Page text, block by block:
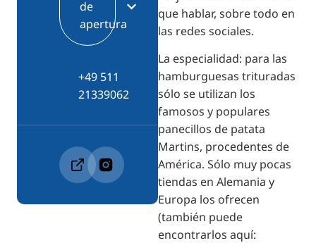
que hablar, sobre todo en
las redes sociales.
La especialidad: para las
hamburguesas trituradas
sólo se utilizan los
famosos y populares
panecillos de patata
Martins, procedentes de
América. Sólo muy pocas
tiendas en Alemania y
Europa los ofrecen
(también puede
encontrarlos aquí:
de
apertura
+49 511
21339062